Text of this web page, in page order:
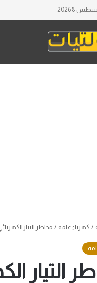
8 2026
/ كهرباء عامة / مخاطر التيار
التيار